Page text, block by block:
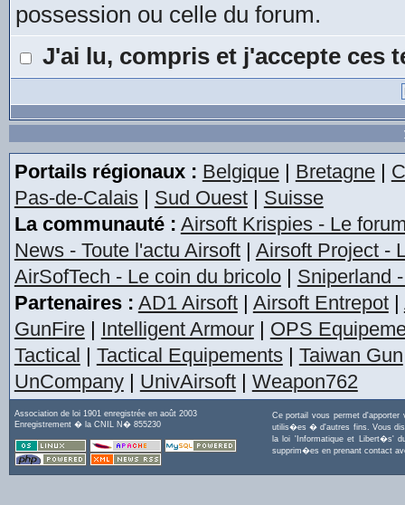
possession ou celle du forum.
J'ai lu, compris et j'accepte ces
Portails régionaux : Belgique| Bretagne|
Pas-de-Calais| Sud Ouest| Suisse
La communauté : Airsoft Krispies - Le
News - Toute l'actu Airsoft| Airsoft Project -
AirSofTech - Le coin du bricolo| Sniperland
Partenaires : AD1 Airsoft| Airsoft Entrepot|
GunFire| Intelligent Armour| OPS
Tactical | Tactical Equipements| Taiwan Gun
UnCompany| UnivAirsoft| Weapon762
Association de loi 1901 enregistrée en août 2003
Enregistrement � la CNIL N� 855230
Ce portail vous permet
utilis�es � d'autres fins. Vous
la loi 'Informatique et Libert�s'
supprim�es en prenant contact